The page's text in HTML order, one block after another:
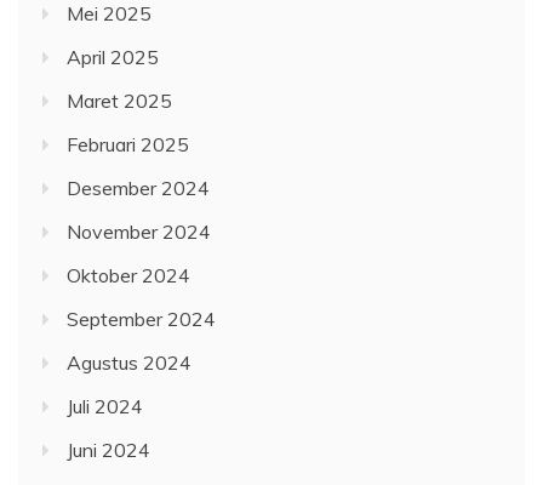
Mei 2025
April 2025
Maret 2025
Februari 2025
Desember 2024
November 2024
Oktober 2024
September 2024
Agustus 2024
Juli 2024
Juni 2024